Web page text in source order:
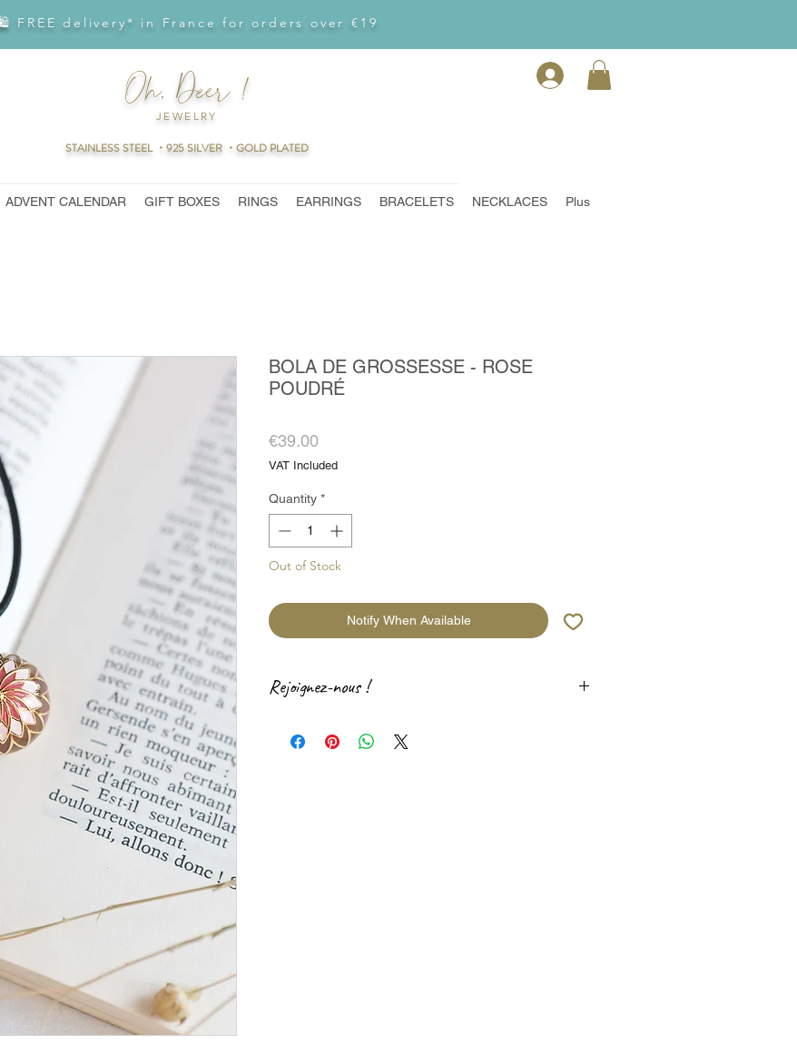
FREE delivery* in France for orders over €19
Oh, Deer !
JEWELRY
STAINLESS STEEL ・925 SILVER ・GOLD PLATED
ADVENT CALENDAR GIFT BOXES RINGS EARRINGS BRACELETS NECKLACES Plus
BOLA DE GROSSESSE - ROSE
POUDRÉ
€39.00Price
VAT Included
Quantity *
Out of Stock
Notify When Available
Rejoignez-nous !
vie de notre petite bijouterie ! N'héstez pas à nous